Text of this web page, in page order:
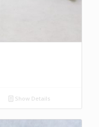
Show Details